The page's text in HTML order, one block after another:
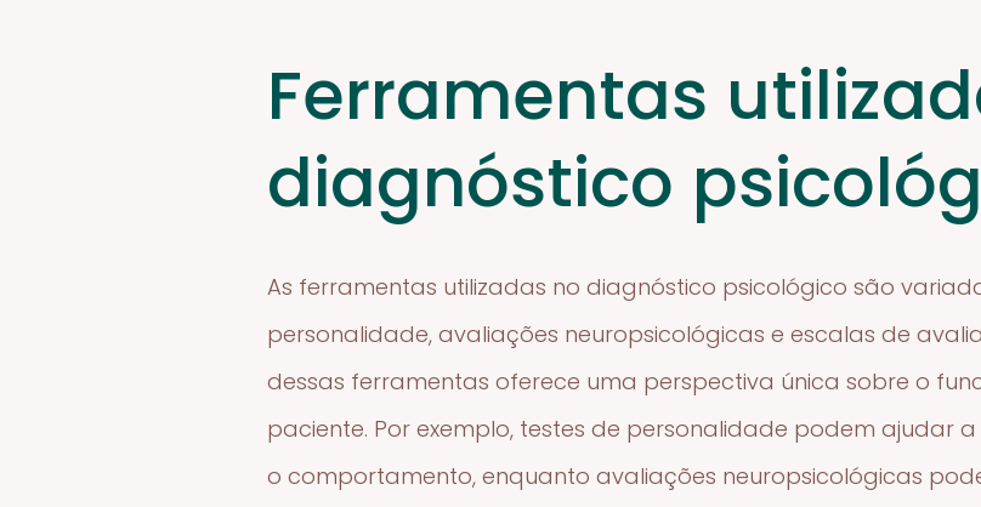
Ferramentas
diagnóstico
As ferramentas utilizadas no diagnóstico psicológico são
personalidade, avaliações neuropsicológicas e escalas de
dessas ferramentas oferece uma perspectiva única sobre o
paciente. Por exemplo, testes de personalidade podem ajudar
o comportamento, enquanto avaliações neuropsicológicas